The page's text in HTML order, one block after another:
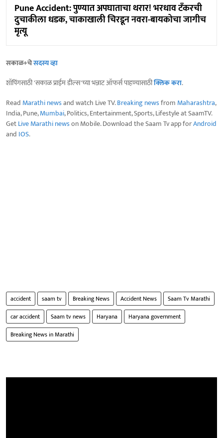
Pune Accident: पुण्यात अपघाताचा थरार! भरधाव टँकरची
दुचाकीला धडक, चाकाखाली चिरडून नवरा-बायकोचा जागीच
मृत्यू
सकाळ+चेसदस्य व्हा
शॉपिंगसाठी 'सकाळ प्राईम डील्स'च्या भन्नाट ऑफर्स पाहण्यासाठीक्लिक करा.
Read Marathi newsand watch Live TV.Breaking newsfrom Maharashtra,
India, Pune,Mumbai, Politics, Entertainment, Sports, Lifestyle at SaamTV.
GetLive Marathi newson Mobile. Download the Saam Tv app forAndroid
and IOS.
accident saam tv Breaking News Accident News
Saam Tv Marathi
car accident
Saam tv news Haryana
Haryana government
Breaking News in Marathi